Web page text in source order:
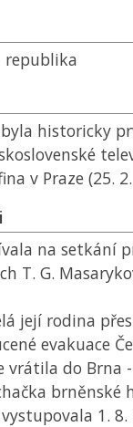
republika
byla historicky
v Praze (25.
na setkání
T. G.
její rodina
evakuace
vrátila do Brna
brněnské
1.